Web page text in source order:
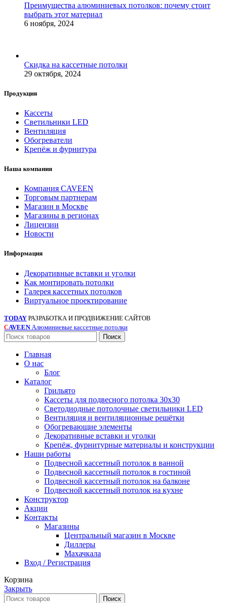
Преимущества алюминиевых потолков: почему стоит
выбрать этот материал
6 ноября, 2024
Скидка на кассетные потолки
29 октября, 2024
Продукция
Кассеты
Светильники LED
Вентиляция
Обогреватели
Крепёж и фурнитура
Наша компания
Компания CAVEEN
Торговым партнерам
Магазин в Москве
Магазины в регионах
Лицензии
Новости
Информация
Декоративные вставки и уголки
Как монтировать потолки
Галерея кассетных потолков
Виртуальное проектирование
TODAY РАЗРАБОТКА И ПРОДВИЖЕНИЕ САЙТОВ
СAVEEN Алюминиевые кассетные потолки
Поиск
Главная
О нас
Блог
Каталог
Грильято
Кассеты для подвесного потолка 30х30
Светодиодные потолочные светильники LED
Вентиляция и вентиляционные решётки
Обогревающие элементы
Декоративные вставки и уголки
Крепёж, фурнитурные материалы и конструкции
Наши работы
Подвесной кассетный потолок в ванной
Подвесной кассетный потолок в гостиной
Подвесной кассетный потолок на балконе
Подвесной кассетный потолок на кухне
Конструктор
Акции
Контакты
Магазины
Центральный магазин в Москве
Диллеры
Махачкала
Вход / Регистрация
Корзина
Закрыть
Поиск